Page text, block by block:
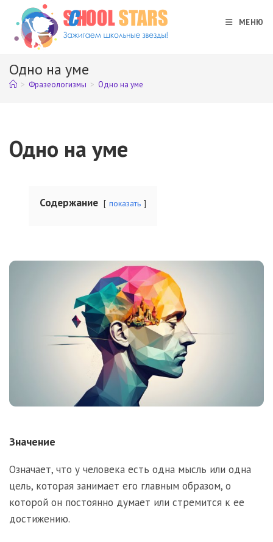
Перейти
содержимому
МЕНЮ
Одно на уме
> Фразеологизмы > Одно на уме
Одно на уме
Содержание показать
Значение
Означает, что у человека есть одна мысль или одна
цель, которая занимает его главным образом, о
которой он постоянно думает или стремится к ее
достижению.